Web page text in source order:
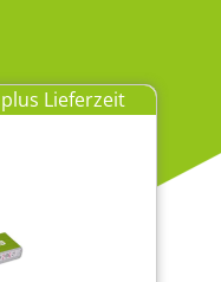
Lieferzeit